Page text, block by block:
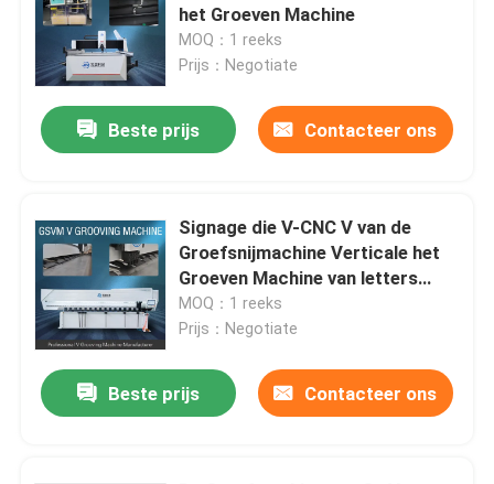
Producten
video's
Over ons
het Groeven Machine
MOQ：1 reeks
Prijs：Negotiate
Beste prijs Contacteer ons
Signage die V-CNC V van de
Groefsnijmachine Verticale het
Groeven Machine van letters
voorzien
MOQ：1 reeks
Prijs：Negotiate
Beste prijs Contacteer ons